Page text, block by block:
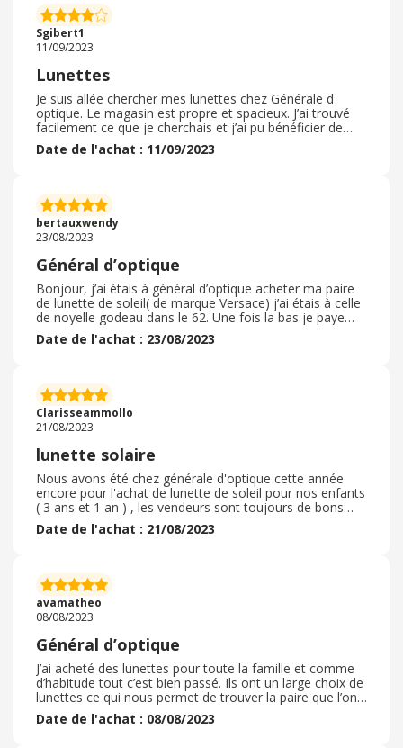
agréablement surprise , j’y reviendrai c est presque
certain. Alors que j avais hésité à les acheter en ligne ,
ouf ! Bon choix
Sgibert1
11/09/2023
Lunettes
Je suis allée chercher mes lunettes chez Générale d
optique. Le magasin est propre et spacieux. J’ai trouvé
facilement ce que je cherchais et j’ai pu bénéficier de
l’offre qui propose la deuxième paire , Les vendeuses
sont très agréables. Heureusement que j’avais repéré
fait contente de mon achat qui s’est relativement bien
passé. Je peux y retourner quand je le souhaite pour un
réglage ou pour vérifier ma vue Merci d'avance.
Date de l'achat : 11/09/2023
bertauxwendy
23/08/2023
Général d’optique
Bonjour, j’ai étais à général d’optique acheter ma paire
de lunette de soleil( de marque Versace) j’ai étais à celle
de noyelle godeau dans le 62. Une fois la bas je paye
mes lunette et je repars, je me rend sur eBuyClub
endroits pour envoyer mon ticket de caisse et j’ai reçu
je renverrais mon ticket de caisse à eBuyClub. Tout le
monde a étais super gentille et souriant, je recommande
fortement
Date de l'achat : 23/08/2023
Clarisseammollo
21/08/2023
lunette solaire
Nous avons été chez générale d'optique cette année
encore pour l'achat de lunette de soleil pour nos enfants
( 3 ans et 1 an ) , les vendeurs sont toujours de bons
conseil, ils prennent le temp de faire essayer les lunettes
et de faire tout les réglages nécessaires. Ils ont
pour tout les budgets. Les lunettes sont de bonne
qualité et nous revenons 2 fois par ans en général pour
faire les réglages. Super boutique
Date de l'achat : 21/08/2023
avamatheo
08/08/2023
Général d’optique
J’ai acheté des lunettes pour toute la famille et comme
d’habitude tout c’est bien passé. Ils ont un large choix de
lunettes ce qui nous permet de trouver la paire que l’on
aime. Je n’ai pas utilisé de code promos cette fois ci
mais pas grave nous somme toujours satisfait dans tout
Date de l'achat : 08/08/2023